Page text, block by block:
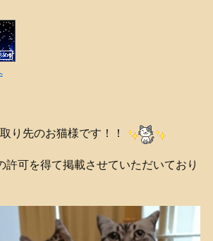
り先のお猫様です！！
許可を得て掲載させていただいており